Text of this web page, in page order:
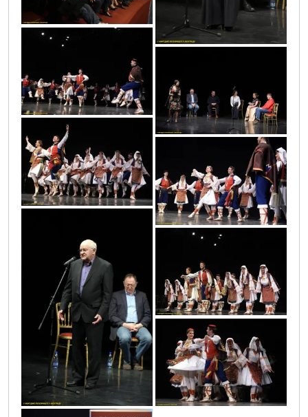
vic4469
vic4535
vic4483
vic4465
vic4538
vic4517
vic4489